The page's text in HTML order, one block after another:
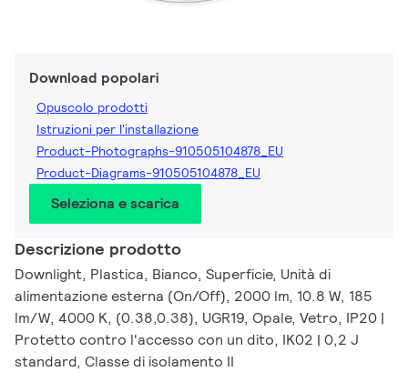
Download popolari
Opuscolo prodotti
Istruzioni per l'installazione
Product-Photographs-910505104878_EU
Product-Diagrams-910505104878_EU
Seleziona e scarica
Descrizione prodotto
Downlight, Plastica, Bianco, Superficie, Unità di
alimentazione esterna (On/Off), 2000 lm, 10.8 W, 185
lm/W, 4000 K, (0.38,0.38), UGR19, Opale, Vetro, IP20 |
Protetto contro l'accesso con un dito, IK02 | 0,2 J
standard, Classe di isolamento II